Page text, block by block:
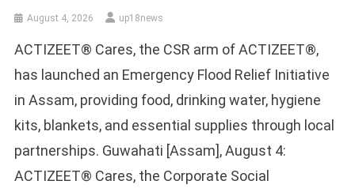
August 4, 2026 up18news
ACTIZEET® Cares, the CSR arm of ACTIZEET®,
has launched an Emergency Flood Relief Initiative
in Assam, providing food, drinking water, hygiene
kits, blankets, and essential supplies through local
partnerships. Guwahati [Assam], August 4:
ACTIZEET® Cares, the Corporate Social